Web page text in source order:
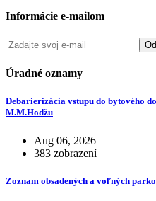
Informácie e-mailom
Úradné oznamy
Debarierizácia vstupu do bytového
M.M.Hodžu
Aug 06, 2026
383 zobrazení
Zoznam obsadených a voľných